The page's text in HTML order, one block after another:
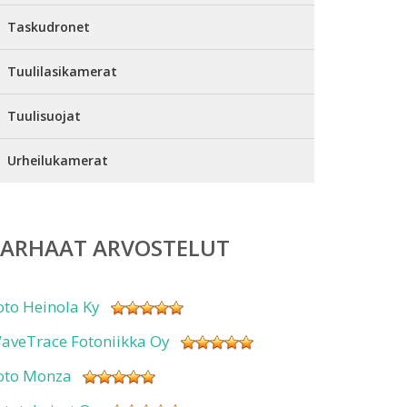
Taskudronet
Tuulilasikamerat
Tuulisuojat
Urheilukamerat
ARVOSTELUT
Heinola Ky
Fotoniikka Oy
Monza